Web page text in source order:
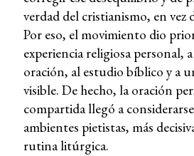
verdad del cristianismo, en vez
Por eso, el movimiento dio
experiencia religiosa personal,
oración, al estudio bíblico y a
visible. De hecho, la oración
compartida llegó a
ambientes pietistas, más
rutina litúrgica.